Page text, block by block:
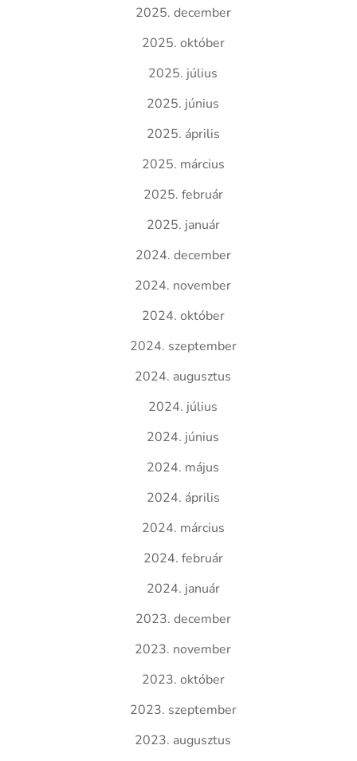
2025. december
2025. október
2025. július
2025. június
2025. április
2025. március
2025. február
2025. január
2024. december
2024. november
2024. október
2024. szeptember
2024. augusztus
2024. július
2024. június
2024. május
2024. április
2024. március
2024. február
2024. január
2023. december
2023. november
2023. október
2023. szeptember
2023. augusztus